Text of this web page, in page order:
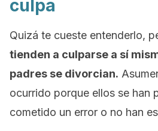
culpa
Quizá te cueste entenderlo,
tienden a culparse a sí
padres se divorcian.
ocurrido porque ellos se han
cometido un error o no han